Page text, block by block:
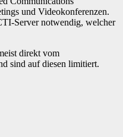
und Videokonferenzen.
Server notwendig, welcher
direkt vom
sind auf diesen limitiert.